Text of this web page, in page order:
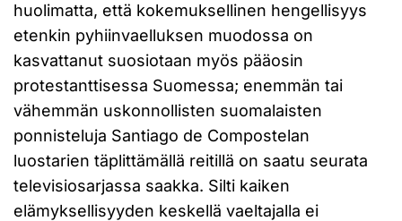
huolimatta, että kokemuksellinen hengellisyys
etenkin pyhiinvaelluksen muodossa on
kasvattanut suosiotaan myös pääosin
protestanttisessa Suomessa; enemmän tai
vähemmän uskonnollisten suomalaisten
ponnisteluja Santiago de Compostelan
luostarien täplittämällä reitillä on saatu seurata
televisiosarjassa saakka. Silti kaiken
elämyksellisyyden keskellä vaeltajalla ei